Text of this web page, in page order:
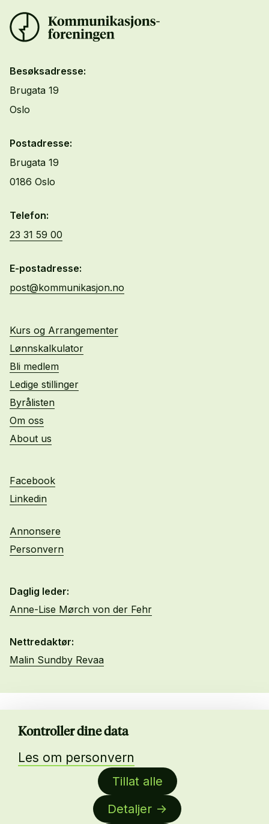
Kontroller dine data
Tillat alle
Detaljer
Les om personvern
Besøksadresse:
Brugata 19
Oslo
Postadresse:
Brugata 19
0186 Oslo
Telefon:
23 31 59 00
E-postadresse:
post@kommunikasjon.no
Kurs og Arrangementer
Lønnskalkulator
Bli medlem
Ledige stillinger
Byrålisten
Om oss
About us
Facebook
Linkedin
Annonsere
Personvern
Daglig leder:
Anne-Lise Mørch von der Fehr
Nettredaktør:
Malin Sundby Revaa